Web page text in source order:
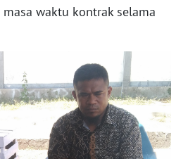
waktu kontrak selama